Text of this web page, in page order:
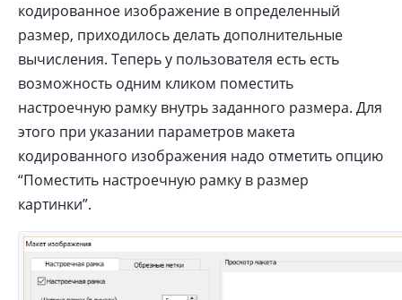
кодированное изображение в определенный
размер, приходилось делать дополнительные
вычисления. Теперь у пользователя есть есть
возможность одним кликом поместить
настроечную рамку внутрь заданного размера. Для
этого при указании параметров макета
кодированного изображения надо отметить опцию
“Поместить настроечную рамку в размер
картинки”.